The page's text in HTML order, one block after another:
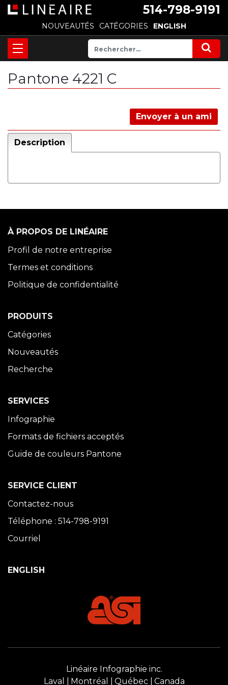
514-798-9191
NOUVEAUTÉS CATÉGORIES ENGLISH
Pantone 4221 C
Envoyer à un ami
Description
À PROPOS DE LINÉAIRE
Profil de notre entreprise
Termes et conditions
Politique de confidentialité
PRODUITS
Catégories
Nouveautés
Recherche
SERVICES
Infographie
Formats de fichiers acceptés
Guide de couleurs Pantone
SERVICE CLIENT
Contactez-nous
Téléphone : 514-798-9191
Courriel
ENGLISH
Linéaire Infographie inc.
Laval
Montréal Québec Canada